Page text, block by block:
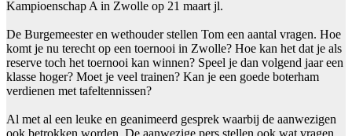
Kampioenschap A in Zwolle op 21 maart jl.
De Burgemeester en wethouder stellen Tom een aantal vragen. Hoe
komt je nu terecht op een toernooi in Zwolle? Hoe kan het dat je als
reserve toch het toernooi kan winnen? Speel je dan volgend jaar een
klasse hoger? Moet je veel trainen? Kan je een goede boterham
verdienen met tafeltennissen?
Al met al een leuke en geanimeerd gesprek waarbij de aanwezigen